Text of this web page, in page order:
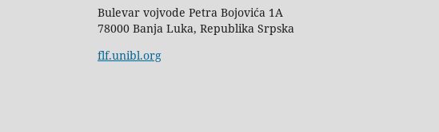
Bulevar vojvode Petra Bojovića 1A
78000 Banja Luka, Republika Srpska
flf.unibl.org